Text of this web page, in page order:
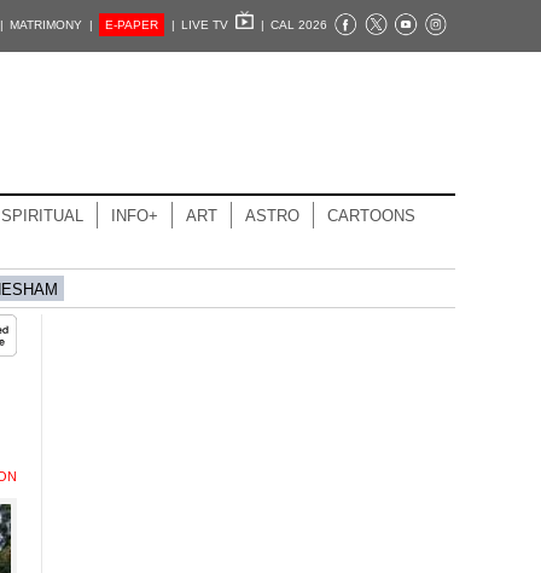
MATRIMONY | E-PAPER | LIVE TV | CAL 2026
SPIRITUAL INFO+ ART ASTRO CARTOONS